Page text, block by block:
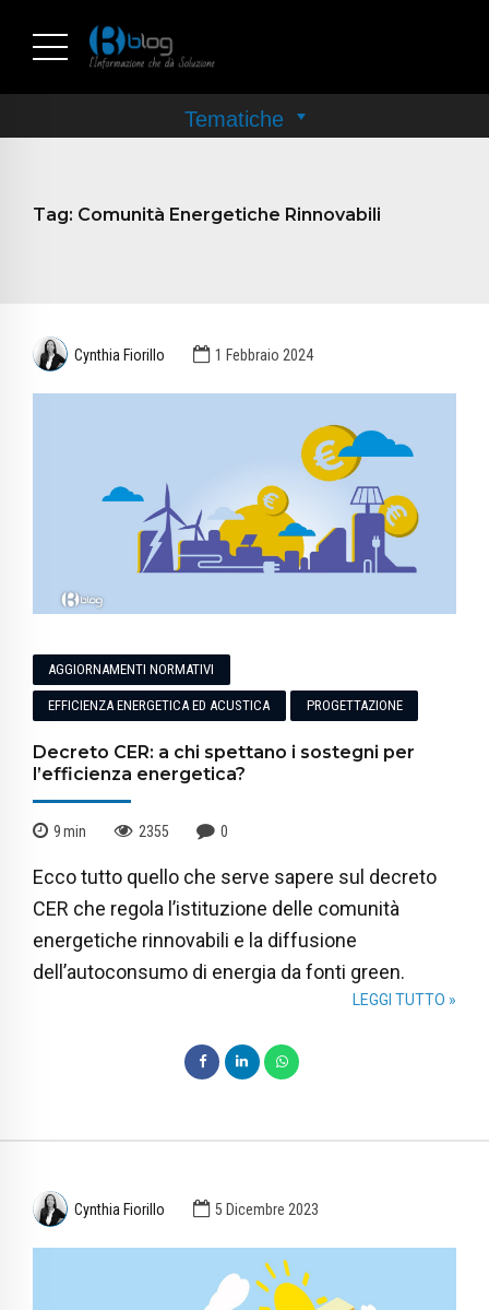
Tag: Comunità Energetiche Rinnovabili
Cynthia Fiorillo 1 Febbraio 2024
AGGIORNAMENTI NORMATIVI
EFFICIENZA ENERGETICA ED ACUSTICA PROGETTAZIONE
Decreto CER: a chi spettano i sostegni per
l’efficienza energetica?
9min 2355 0
Ecco tutto quello che serve sapere sul decreto
CER che regola l’istituzione delle comunità
energetiche rinnovabili e la diffusione
dell’autoconsumo di energia da fonti green.
LEGGI TUTTO »
Cynthia Fiorillo 5 Dicembre 2023